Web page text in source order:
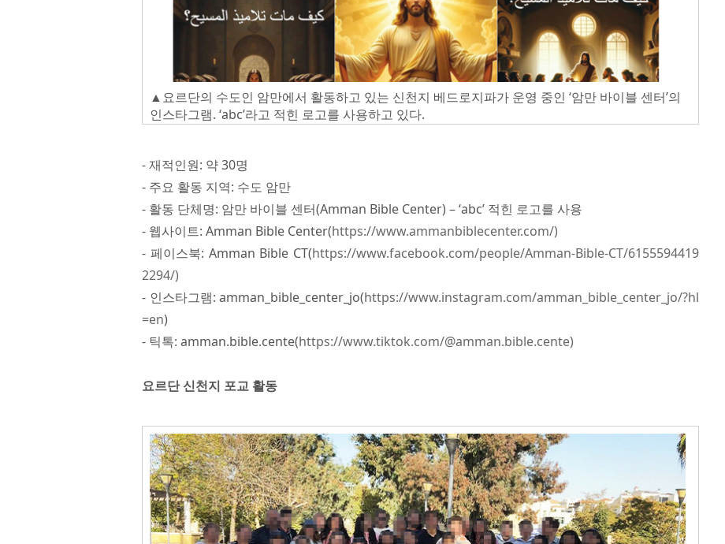
▲요르단의 수도인 암만에서 활동하고 있는 신천지 베드로지파가 운영 중인 ‘암만 바이블 센터’의
인스타그램. ‘abc’라고 적힌 로고를 사용하고 있다.
- 재적인원: 약 30명
- 주요 활동 지역: 수도 암만
- 활동 단체명: 암만 바이블 센터(Amman Bible Center) – ‘abc’ 적힌 로고를 사용
- 웹사이트: Amman Bible Center(https://www.ammanbiblecenter.com/)
- 페이스북: Amman Bible CT(https://www.facebook.com/people/Amman-Bible-CT/6155594419
2294/)
- 인스타그램: amman_bible_center_jo(https://www.instagram.com/amman_bible_center_jo/?hl
=en)
- 틱톡: amman.bible.cente(https://www.tiktok.com/@amman.bible.cente)
요르단 신천지 포교 활동